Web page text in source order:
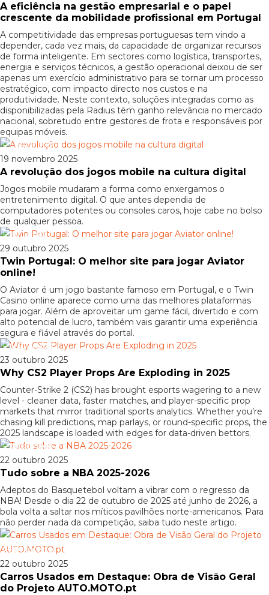
A eficiência na gestão empresarial e o papel
crescente da mobilidade profissional em Portugal
A competitividade das empresas portuguesas tem vindo a
depender, cada vez mais, da capacidade de organizar recursos
de forma inteligente. Em sectores como logística, transportes,
energia e serviços técnicos, a gestão operacional deixou de ser
apenas um exercício administrativo para se tornar um processo
estratégico, com impacto directo nos custos e na
produtividade. Neste contexto, soluções integradas como as
disponibilizadas pela Radius têm ganho relevância no mercado
nacional, sobretudo entre gestores de frota e responsáveis por
equipas móveis.
Patrocinado
19 novembro 2025
A revolução dos jogos mobile na cultura digital
Jogos mobile mudaram a forma como enxergamos o
entretenimento digital. O que antes dependia de
computadores potentes ou consoles caros, hoje cabe no bolso
de qualquer pessoa.
Patrocinado
29 outubro 2025
Twin Portugal: O melhor site para jogar Aviator
online!
O Aviator é um jogo bastante famoso em Portugal, e o Twin
Casino online aparece como uma das melhores plataformas
para jogar. Além de aproveitar um game fácil, divertido e com
alto potencial de lucro, também vais garantir uma experiência
segura e fiável através do portal.
Patrocinado
23 outubro 2025
Why CS2 Player Props Are Exploding in 2025
Counter-Strike 2 (CS2) has brought esports wagering to a new
level - cleaner data, faster matches, and player-specific prop
markets that mirror traditional sports analytics. Whether you’re
chasing kill predictions, map parlays, or round-specific props, the
2025 landscape is loaded with edges for data-driven bettors.
Patrocinado
22 outubro 2025
Tudo sobre a NBA 2025-2026
Adeptos do Basquetebol voltam a vibrar com o regresso da
NBA! Desde o dia 22 de outubro de 2025 até junho de 2026, a
bola volta a saltar nos míticos pavilhões norte-americanos. Para
não perder nada da competição, saiba tudo neste artigo.
Patrocinado
22 outubro 2025
Carros Usados em Destaque: Obra de Visão Geral
do Projeto AUTO.MOTO.pt